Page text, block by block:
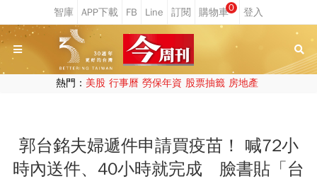
0
熱門： 美股 行事曆 勞保年資 股票抽籤 房地產
郭台銘夫婦遞件申請買疫苗！ 喊72小
時內送件、40小時就完成 臉書貼「台